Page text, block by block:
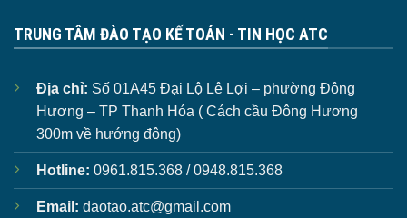
TRUNG TÂM ĐÀO TẠO KẾ TOÁN - TIN HỌC ATC
Địa chỉ: Số 01A45 Đại Lộ Lê Lợi – phường Đông
Hương – TP Thanh Hóa ( Cách cầu Đông Hương
300m về hướng đông)
Hotline: 0961.815.368 / 0948.815.368
Email: daotao.atc@gmail.com